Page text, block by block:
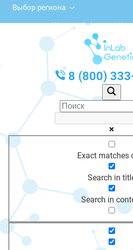
Выбор региона
пр. Жиделі, 2, Атырау,
с 10:00 до
График работы: Пн-Пт с
8 (800)
Exact matches
Search in
Search in